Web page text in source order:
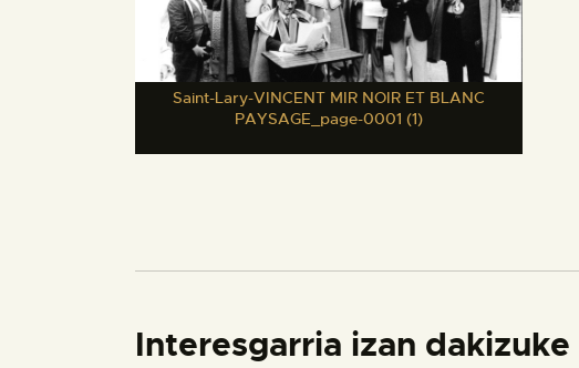
Saint-Lary-VINCENT MIR NOIR ET BLANC
PAYSAGE_page-0001 (1)
Interesgarria izan dakizuke